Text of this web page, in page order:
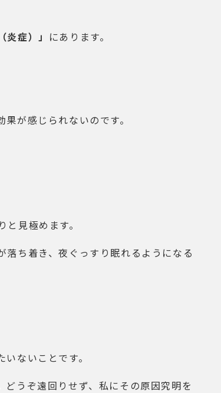
炎症）」 にあります。
が感じられないのです。
見極めます。
ち着き、夜ぐっすり眠れるようになる
ないことです。
うぞ遠回りせず、私にその原因究明を